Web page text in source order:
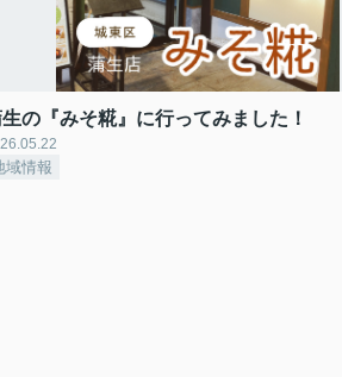
の『みそ糀』に行ってみました！
域情報